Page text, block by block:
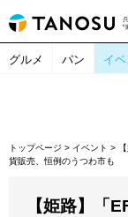
グルメ パン イベ
トップページ > イベント >
貨販売、恒例のうつわ市も
【姫路】「